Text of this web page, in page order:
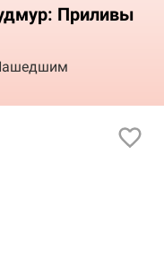
Приливы